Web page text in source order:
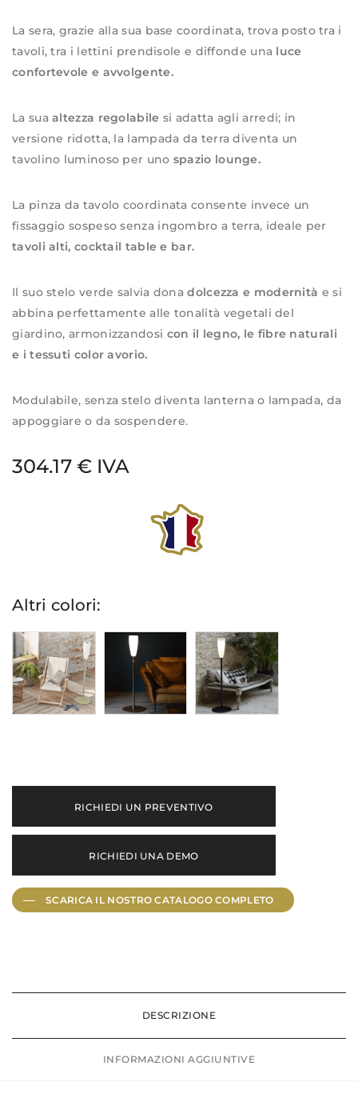
La sera, grazie alla sua base coordinata, trova posto tra i
tavoli, tra i lettini prendisole e diffonde una luce
confortevole e avvolgente.
La suaaltezza regolabile si adatta agli arredi; in
versione ridotta, la lampada da terra diventa un
tavolino luminoso per uno spazio lounge.
La pinza da tavolo coordinata consente invece un
fissaggio sospeso senza ingombro a terra, ideale per
tavoli alti, cocktail table e bar.
Il suo stelo verde salvia donadolcezza e modernità e si
abbina perfettamente alle tonalità vegetali del
giardino, armonizzandosi con il legno, le fibre naturali
e i tessuti color avorio.
Modulabile, senza stelo diventa lanterna o lampada, da
appoggiare o da sospendere.
304.17 € IVA
Altri colori:
RICHIEDI UN PREVENTIVO
RICHIEDI UNA DEMO
SCARICA IL NOSTRO CATALOGOCOMPLETO
DESCRIZIONE
INFORMAZIONI AGGIUNTIVE